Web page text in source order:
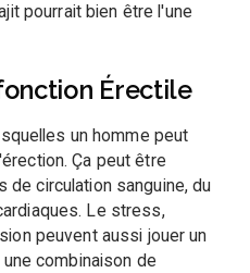
pourrait bien être l'une
Érectile
un homme peut
Ça peut être
de circulation sanguine, du
Le stress,
peuvent aussi jouer un
combinaison de